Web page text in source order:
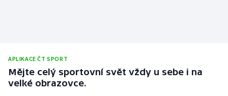
APLIKACE ČT SPORT
Mějte celý sportovní svět vždy u sebe i na
velké obrazovce.